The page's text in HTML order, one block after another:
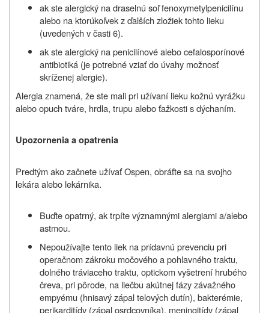
ak ste alergický na draselnú soľ fenoxymetylpenicilínu
alebo na ktorúkoľvek z ďalších zložiek tohto lieku
(uvedených v časti 6).
ak ste alergický na penicilínové alebo cefalosporínové
antibiotiká (je potrebné vziať do úvahy možnosť
skríženej alergie).
Alergia znamená, že ste mali pri užívaní lieku kožnú vyrážku
alebo opuch tváre, hrdla, trupu alebo ťažkosti s dýchaním.
Upozornenia a opatrenia
Predtým ako začnete užívať Ospen, obráťte sa na svojho
lekára alebo lekárnika.
Buďte opatrný, ak trpíte významnými alergiami a/alebo
astmou.
Nepoužívajte tento liek na prídavnú prevenciu pri
operačnom zákroku močového a pohlavného traktu,
dolného tráviaceho traktu, optickom vyšetrení hrubého
čreva, pri pôrode, na liečbu akútnej fázy závažného
empyému (hnisavý zápal telových dutín), bakterémie,
perikarditídy (zápal osrdcovníka), meningitídy (zápal